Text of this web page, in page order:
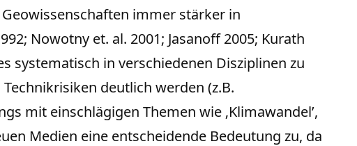
immer stärker in
Nowotny et. al. 2001; Jasanoff 2005; Kurath
systematisch in verschiedenen Disziplinen zu
deutlich werden (z.B.
mit einschlägigen Themen wie ‚Klimawandel’,
Medien eine entscheidende Bedeutung zu, da